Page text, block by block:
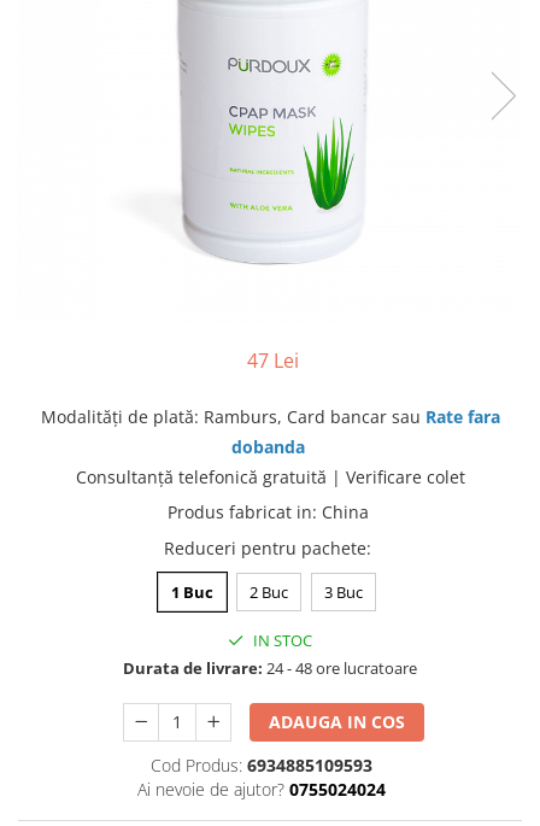
Preventie iritatia pielii
Alimentatoare si baterii CPAP
47 Lei
Modalităţi de plată: Ramburs, Card bancar sau Rate fara
dobanda
Consultanţă telefonică gratuită | Verificare colet
Produs fabricat in: China
Reduceri pentru pachete:
1 Buc 2 Buc 3 Buc
IN STOC
Durata de livrare: 24 - 48 ore lucratoare
ADAUGA IN COS
Cod Produs: 6934885109593
Ai nevoie de ajutor? 0755024024